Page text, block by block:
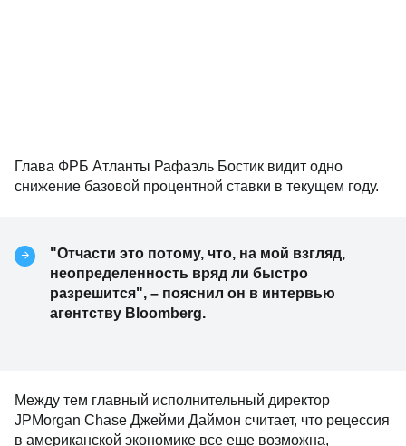
Глава ФРБ Атланты Рафаэль Бостик видит одно
снижение базовой процентной ставки в текущем году.
"Отчасти это потому, что, на мой взгляд,
неопределенность вряд ли быстро
разрешится", – пояснил он в интервью
агентству Bloomberg.
Между тем главный исполнительный директор
JPMorgan Chase Джейми Даймон считает, что рецессия
в американской экономике все еще возможна,